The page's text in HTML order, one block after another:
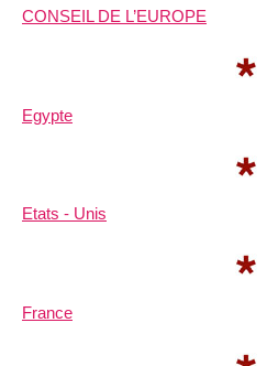
CONSEIL DE L’EUROPE
Egypte
Etats - Unis
France